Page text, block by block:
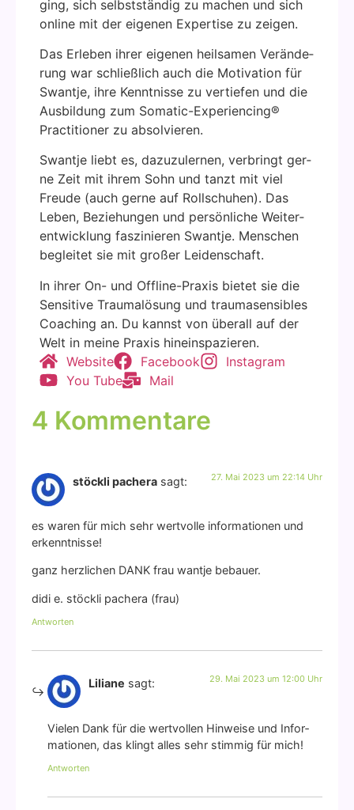
ging, sich selbst­stän­dig zu machen und sich
online mit der eige­nen Exper­ti­se zu zei­gen.
Das Erle­ben ihrer eige­nen heil­sa­men Ver­än­de­
rung war schließ­lich auch die Moti­va­ti­on für
Swant­je, ihre Kennt­nis­se zu ver­tie­fen und die
Aus­bil­dung zum Soma­tic-Expe­ri­en­cing®
Prac­ti­tio­ner zu absol­vie­ren.
Swant­je liebt es, dazu­zu­ler­nen, ver­bringt ger­
ne Zeit mit ihrem Sohn und tanzt mit viel
Freu­de (auch ger­ne auf Roll­schu­hen). Das
Leben, Bezie­hun­gen und per­sön­li­che Wei­ter­
ent­wick­lung fas­zi­nie­ren Swant­je. Men­schen
beglei­tet sie mit gro­ßer Lei­den­schaft.
In ihrer On- und Off­line-Pra­xis bie­tet sie die
Sen­si­ti­ve Trau­ma­lö­sung und trau­ma­sen­si­bles
Coa­ching an. Du kannst von über­all auf der
Welt in mei­ne Pra­xis hin­ein­spa­zie­ren.
Web­site
Face­book
Insta­gram
You Tube
Mail
4 Kommentare
stöckli pachera sagt: 27. Mai 2023 um 22:14 Uhr
es waren für mich sehr wert­vol­le infor­ma­tio­nen und
erkennt­nis­se!
ganz herz­li­chen DANK frau want­je bebau­er.
didi e. stöck­li pache­ra (frau)
Antworten
Liliane sagt: 29. Mai 2023 um 12:00 Uhr
Vie­len Dank für die wert­vol­len Hin­wei­se und Infor­
ma­tio­nen, das klingt alles sehr stim­mig für mich!
Antworten